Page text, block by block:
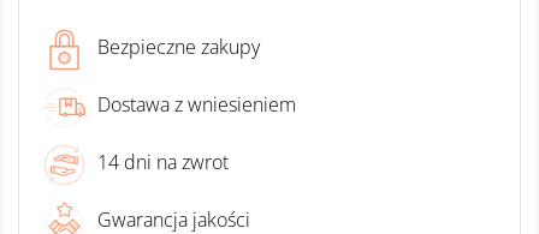
Bezpieczne zakupy
Dostawa z wniesieniem
14 dni na zwrot
Gwarancja jakości